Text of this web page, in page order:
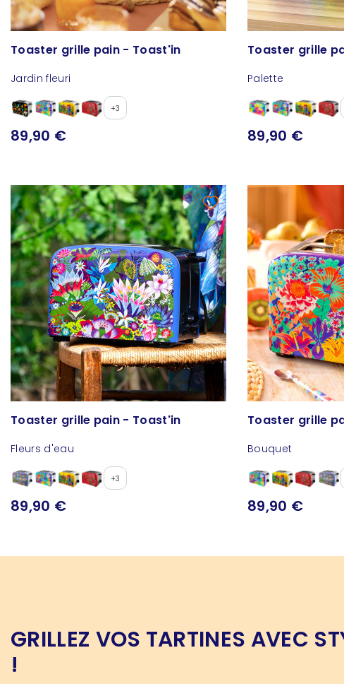
Toaster grille pain - Toast'in
Jardin fleuri
+3
89,90 €
Toaster grille
Palette
89,90 €
Toaster grille pain - Toast'in
Fleurs d'eau
+3
89,90 €
Toaster grille
Bouquet
89,90 €
GRILLEZ VOS TARTINES AVEC
!